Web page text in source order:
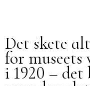
Det skete
for museets
i 1920 –